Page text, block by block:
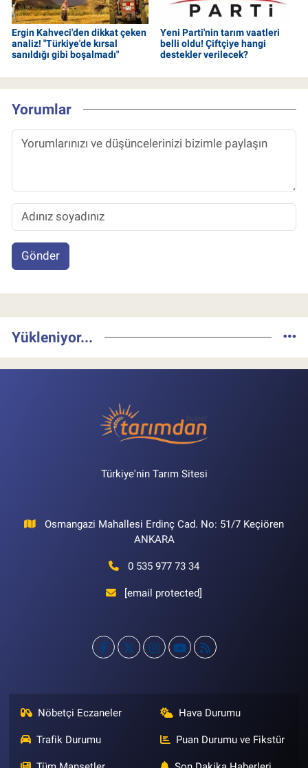
Ergin Kahveci'den dikkat çeken
analiz! "Türkiye'de kırsal
sanıldığı gibi boşalmadı"
Yeni Parti'nin tarım vaatleri
belli oldu! Çiftçiye hangi
destekler verilecek?
Yorumlar
Gönder
Yükleniyor...
Türkiye'nin Tarım Sitesi
Osmangazi Mahallesi Erdinç Cad. No: 51/7 Keçiören
ANKARA
0 535 977 73 34
[email protected]
Nöbetçi Eczaneler Hava Durumu
Trafik Durumu Puan Durumu ve Fikstür